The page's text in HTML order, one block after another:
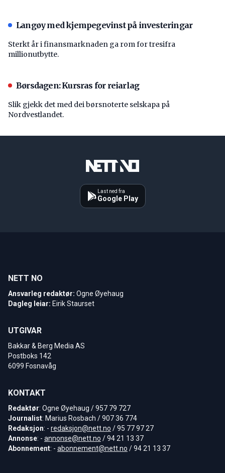
Langøy med kjempegevinst på investeringar
Sterkt år i finansmarknaden ga rom for tresifra
millionutbytte.
Børsdagen: Kursras for reiarlag
Slik gjekk det med dei børsnoterte selskapa på
Nordvestlandet.
Last ned fra
Google Play
NETT NO
Ansvarleg redaktør: Ogne Øyehaug
Dagleg leiar: Eirik Staurset
UTGIVAR
Bakkar & Berg Media AS
Postboks 142
6099 Fosnavåg
KONTAKT
Redaktør: Ogne Øyehaug / 957 79 727
Journalist: Marius Rosbach / 907 36 774
Redaksjon: - redaksjon@nett.no / 95 77 97 27
Annonse: - annonse@nett.no / 94 21 13 37
Abonnement: - abonnement@nett.no / 94 21 13 37